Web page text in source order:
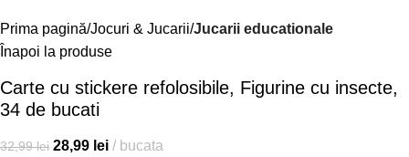
Prima pagină Jocuri & Jucarii Jucarii educationale
Înapoi la produse
Carte cu stickere refolosibile, Figurine cu insecte,
34 de bucati
32,99lei 28,99 lei bucata